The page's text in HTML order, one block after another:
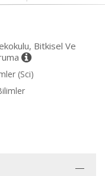
Bitkisel Ve
(Sci)